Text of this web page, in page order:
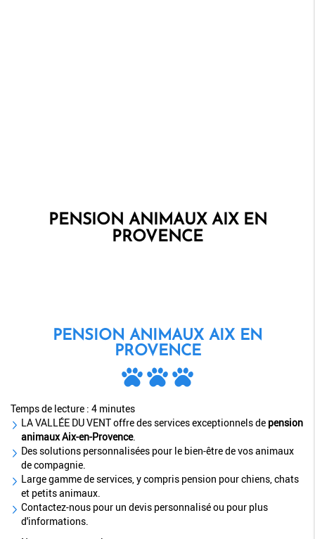
PENSION ANIMAUX AIX EN
PROVENCE
PENSION ANIMAUX AIX EN
PROVENCE
Temps de lecture : 4 minutes
LA VALLÉE DU VENT offre des services exceptionnels de pension
animaux Aix-en-Provence.
Des solutions personnalisées pour le bien-être de vos animaux
de compagnie.
Large gamme de services, y compris pension pour chiens, chats
et petits animaux.
Contactez-nous pour un devis personnalisé ou pour plus
d'informations.